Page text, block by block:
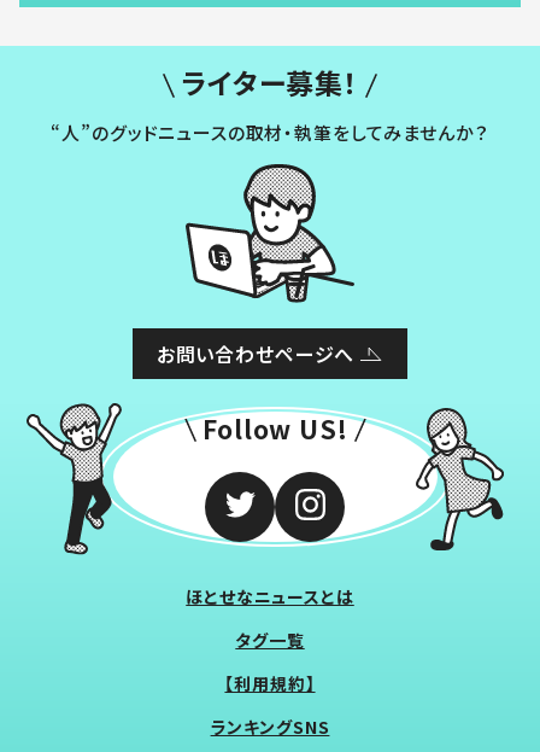
ライター募集！
“人”のグッドニュースの取材・執筆をしてみませんか？
お問い合わせページへ
Follow US!
ほとせなニュースとは
タグ一覧
【利用規約】
ランキングSNS